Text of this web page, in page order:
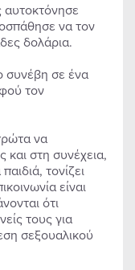
αυτοκτόνησε
να τον
δολάρια.
συνέβη σε ένα
τον
να
και στη συνέχεια,
τονίζει
είναι
ότι
τους για
σεξουαλικού